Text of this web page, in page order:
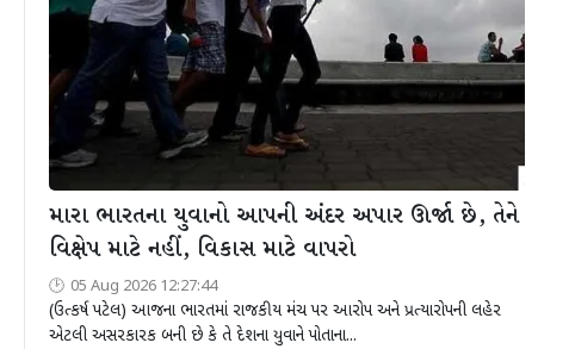
મારા ભારતના યુવાનો આપની અંદર અપાર ઊર્જા છે, તેને
વિક્ષેપ માટે નહીં, વિકાસ માટે વાપરો
05 Aug 2026 12:27:44
(ઉત્કર્ષ પટેલ) આજના ભારતમાં રાજકીય મંચ પર આરોપ અને પ્રત્યારોપની લહેર
એટલી અસરકારક બની છે કે તે દેશના યુવાને પોતાના...